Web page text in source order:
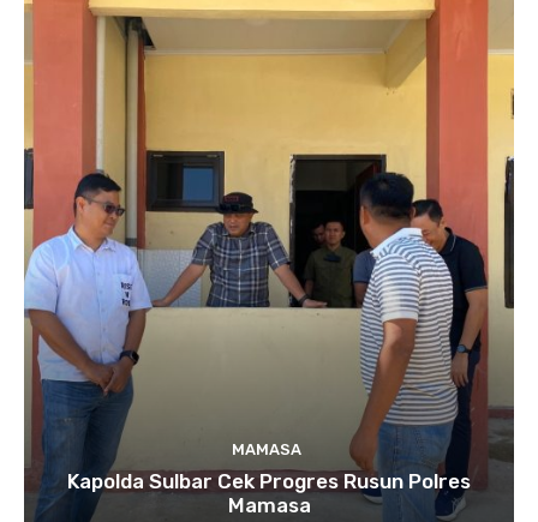
MAMASA
Kapolda Sulbar Cek Progres Rusun Polres
Mamasa